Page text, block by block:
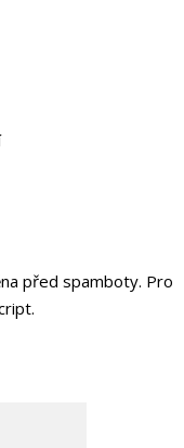
před spamboty. Pro